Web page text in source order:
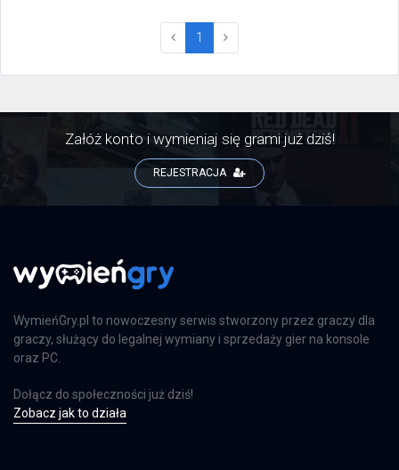
1 (current)
Załóż konto i wymieniaj się grami już dziś!
REJESTRACJA
WymieńGry.pl to nowoczesny serwis stworzony przez graczy dla
graczy, służący do legalnej wymiany i sprzedaży gier na konsole
oraz PC.
Dołącz do społeczności już dziś!
Zobacz jak to działa